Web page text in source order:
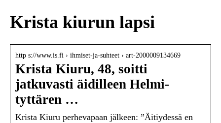
Krista kiurun lapsi
http s://www.is.fi › ihmiset-ja-suhteet › art-2000009134669
Krista Kiuru, 48, soitti
jatkuvasti äidilleen Helmi-
tyttären …
Krista Kiuru perhevapaan jälkeen: ”Äitiydessä en